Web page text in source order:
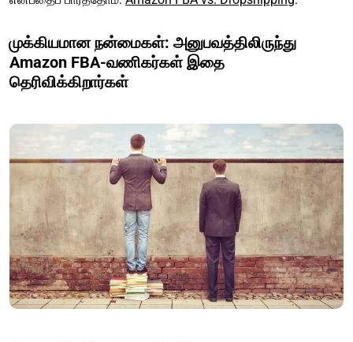
முக்கியமான நன்மைகள்: அனுபவத்திலிருந்து
Amazon FBA-வணிகர்கள் இதை
தெரிவிக்கிறார்கள்